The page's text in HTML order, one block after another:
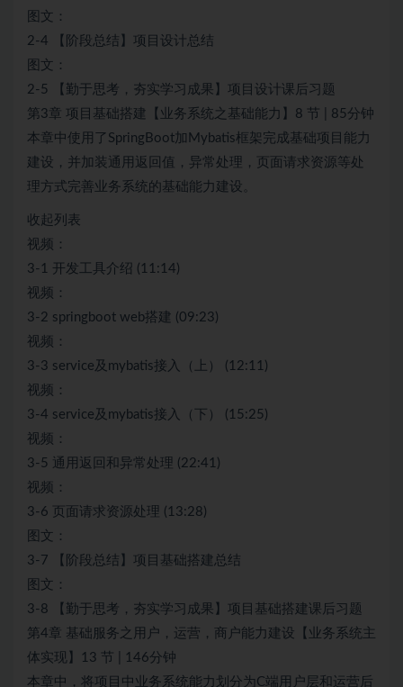
图文：
2-4 【阶段总结】项目设计总结
图文：
2-5 【勤于思考，夯实学习成果】项目设计课后习题
第3章 项目基础搭建【业务系统之基础能力】8 节 | 85分钟
本章中使用了SpringBoot加Mybatis框架完成基础项目能力
建设，并加装通用返回值，异常处理，页面请求资源等处
理方式完善业务系统的基础能力建设。
收起列表
视频：
3-1 开发工具介绍 (11:14)
视频：
3-2 springboot web搭建 (09:23)
视频：
3-3 service及mybatis接入（上） (12:11)
视频：
3-4 service及mybatis接入（下） (15:25)
视频：
3-5 通用返回和异常处理 (22:41)
视频：
3-6 页面请求资源处理 (13:28)
图文：
3-7 【阶段总结】项目基础搭建总结
图文：
3-8 【勤于思考，夯实学习成果】项目基础搭建课后习题
第4章 基础服务之用户，运营，商户能力建设【业务系统主
体实现】13 节 | 146分钟
本章中，将项目中业务系统能力划分为C端用户层和运营后